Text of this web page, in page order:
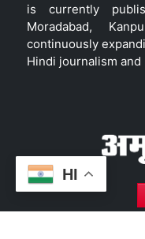
HI
is currently
Moradabad,
continuously
Hindi journalism